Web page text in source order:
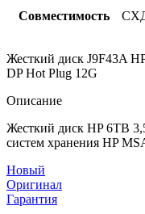
Совместимость
Жесткий диск J9F43A
DP Hot Plug 12G
Описание
Жесткий диск HP 6TB
систем хранения HP
Новый
Оригинал
Гарантия